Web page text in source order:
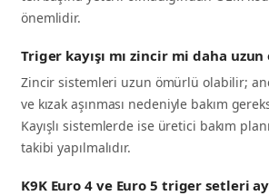
önemlidir.
Triger kayışı mı zincir mi daha
Zincir sistemleri uzun ömürlü olabilir;
ve kızak aşınması nedeniyle bakım
Kayışlı sistemlerde ise üretici bakım
takibi yapılmalıdır.
K9K Euro 4 ve Euro 5 triger setleri